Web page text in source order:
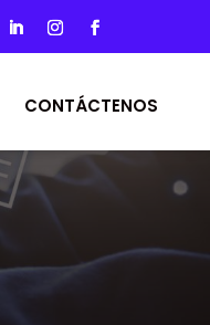
CONTÁCTENOS